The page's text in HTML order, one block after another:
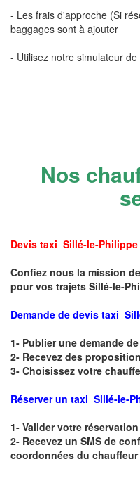
- Les frais d'approche (Si
baggages sont à ajouter
- Utilisez notre simulateur
Nos
Devis taxi Sillé-le-Philippe
Confiez nous la mission
pour vos trajets Sillé-le-
Demande de devis taxi
1- Publier une demande
2- Recevez des
3- Choisissez votre
Réserver un taxi Sillé-le-
1- Valider votre réservation
2- Recevez un SMS de
coordonnées du chauffeur